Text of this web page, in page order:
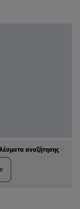
αναζήτησης